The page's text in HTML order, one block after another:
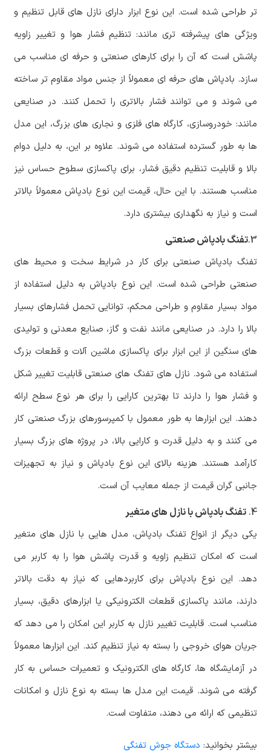
تر طراحی شده است. این نوع ابزار دارای نازل های قابل تنظیم و
ویژگی های پیشرفته تری مانند: تنظیم فشار هوا و تغییر زاویه
پاشش است که آن را برای کارهای صنعتی و حرفه ای مناسب می
سازد. بادپاش های حرفه ای معمولاً از جنس مواد مقاوم تر ساخته
می شوند و می توانند فشار بالاتری را تحمل کنند. در صنایعی
مانند: خودروسازی، کارگاه های فلزی و نجاری های بزرگ، این مدل
ها به طور گسترده استفاده می شوند. علاوه بر این، به دلیل دوام
بالا و قابلیت تنظیم دقیق فشار، برای پاکسازی سطوح حساس نیز
مناسب هستند. با این حال، قیمت این نوع بادپاش معمولاً بالاتر
است و نیاز به نگهداری بیشتری دارد.
3.تفنگ بادپاش صنعتی
تفنگ بادپاش صنعتی برای کار در شرایط سخت و محیط های
صنعتی طراحی شده است. این نوع بادپاش به دلیل استفاده از
مواد بسیار مقاوم و طراحی محکم، توانایی تحمل فشارهای بسیار
بالا را دارد. در صنایعی مانند نفت و گاز، صنایع معدنی و تولیدی
های سنگین از این ابزار برای پاکسازی ماشین آلات و قطعات بزرگ
استفاده می شود. نازل های تفنگ های صنعتی قابلیت تغییر شکل
و فشار هوا را دارند تا بهترین کارایی را برای هر نوع سطح ارائه
دهند. این ابزارها به طور معمول با کمپرسورهای بزرگ صنعتی کار
می کنند و به دلیل قدرت و کارایی بالا، در پروژه های بزرگ بسیار
کارآمد هستند. هزینه بالای این نوع بادپاش و نیاز به تجهیزات
جانبی گران قیمت از جمله معایب آن است.
4. تفنگ بادپاش با نازل های متغیر
یکی دیگر از انواع تفنگ بادپاش، مدل هایی با نازل های متغیر
است که امکان تنظیم زاویه و قدرت پاشش هوا را به کاربر می
دهد. این نوع بادپاش برای کاربردهایی که نیاز به دقت بالاتر
دارند، مانند پاکسازی قطعات الکترونیکی یا ابزارهای دقیق، بسیار
مناسب است. قابلیت تغییر نازل به کاربر این امکان را می دهد که
جریان هوای خروجی را بسته به نیاز تنظیم کند. این ابزارها معمولاً
در آزمایشگاه ها، کارگاه های الکترونیک و تعمیرات حساس به کار
گرفته می شوند. قیمت این مدل ها بسته به نوع نازل و امکانات
تنظیمی که ارائه می دهند، متفاوت است.
بیشتر بخوانید: دستگاه جوش تفنگی